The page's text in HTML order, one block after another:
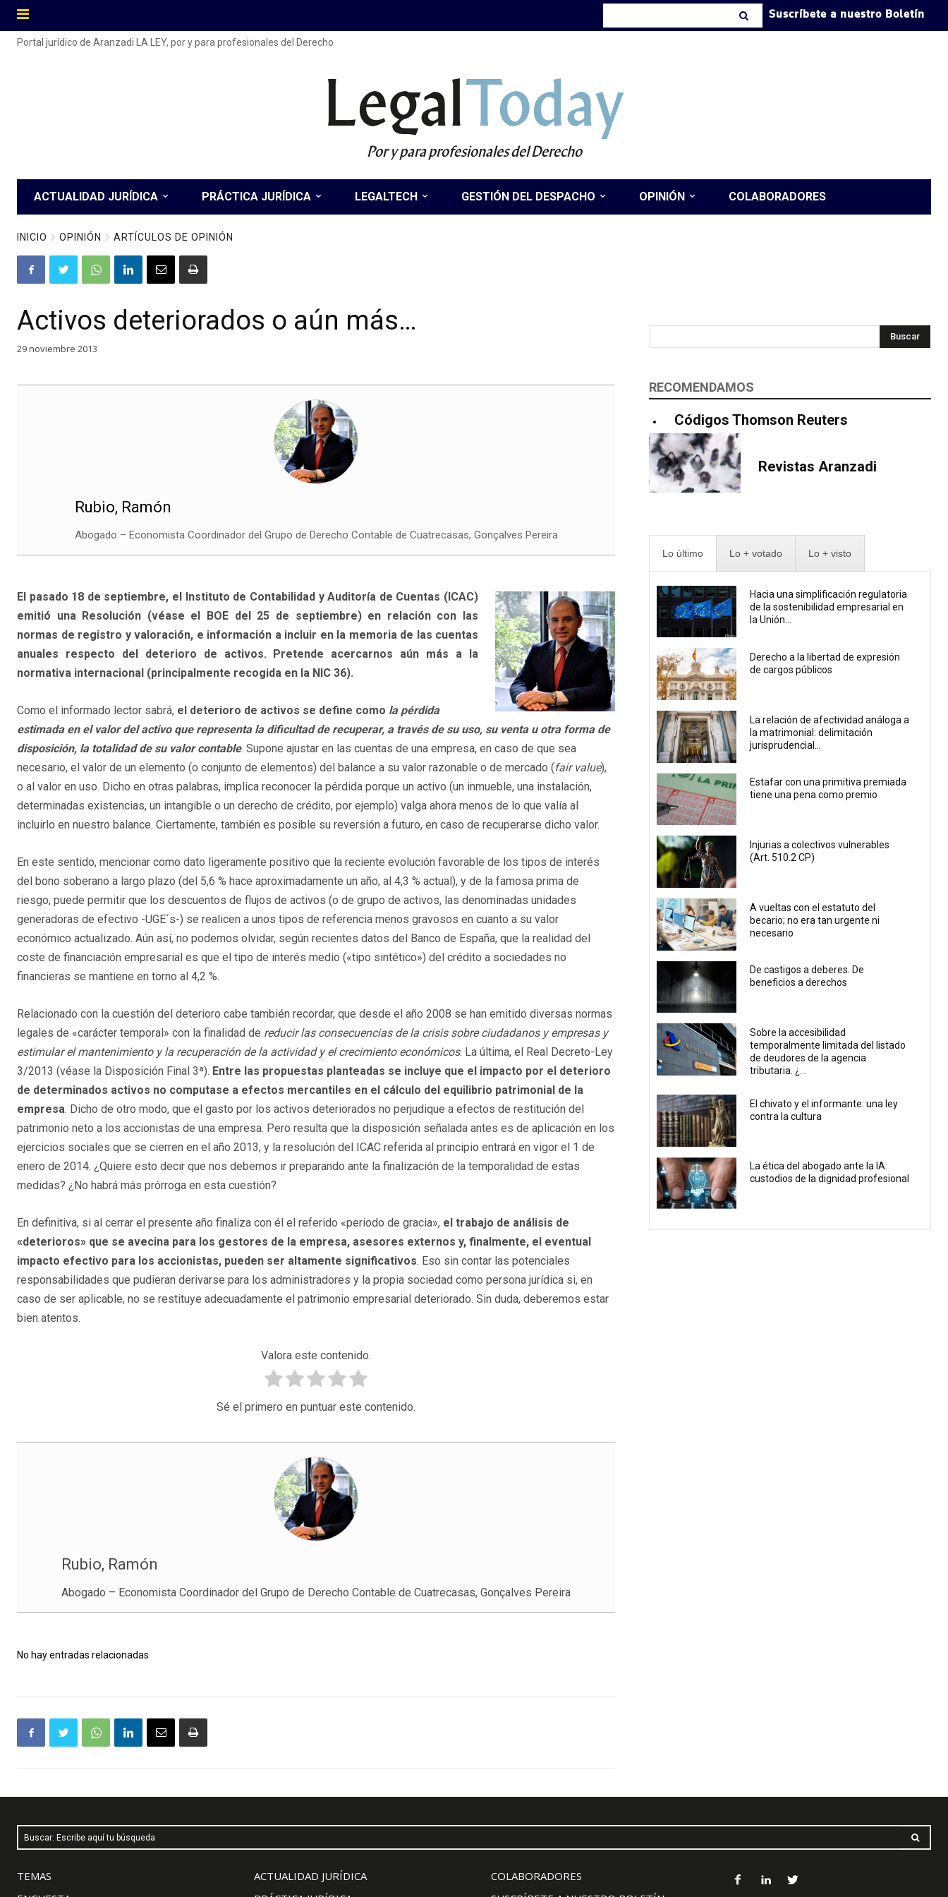
Suscríbete a nuestro Boletín
Portal jurídico de Aranzadi LA LEY, por y para profesionales del Derecho
LegalToday
Por y para profesionales del Derecho
ACTUALIDAD JURÍDICA PRÁCTICA JURÍDICA LEGALTECH GESTIÓN DEL DESPACHO OPINIÓN COLABORADORES
INICIO OPINIÓN ARTÍCULOS DE OPINIÓN
Activos deteriorados o aún más…
29 noviembre 2013
Rubio, Ramón
Abogado – Economista Coordinador del Grupo de Derecho Contable de Cuatrecasas, Gonçalves Pereira
El pasado 18 de septiembre, el Instituto de Contabilidad y Auditoría de Cuentas (ICAC)
emitió una Resolución (véase el BOE del 25 de septiembre) en relación con las
normas de registro y valoración, e información a incluir en la memoria de las cuentas
anuales respecto del deterioro de activos. Pretende acercarnos aún más a la
normativa internacional (principalmente recogida en la NIC 36).
Como el informado lector sabrá, el deterioro de activos se define como la pérdida
estimada en el valor del activo que representa la dificultad de recuperar, a través de su uso, su venta u otra forma de
disposición, la totalidad de su valor contable. Supone ajustar en las cuentas de una empresa, en caso de que sea
necesario, el valor de un elemento (o conjunto de elementos) del balance a su valor razonable o de mercado (fair value),
o al valor en uso. Dicho en otras palabras, implica reconocer la pérdida porque un activo (un inmueble, una instalación,
determinadas existencias, un intangible o un derecho de crédito, por ejemplo) valga ahora menos de lo que valía al
incluirlo en nuestro balance. Ciertamente, también es posible su reversión a futuro, en caso de recuperarse dicho valor.
En este sentido, mencionar como dato ligeramente positivo que la reciente evolución favorable de los tipos de interés
del bono soberano a largo plazo (del 5,6 % hace aproximadamente un año, al 4,3 % actual), y de la famosa prima de
riesgo, puede permitir que los descuentos de flujos de activos (o de grupo de activos, las denominadas unidades
generadoras de efectivo -UGE´s-) se realicen a unos tipos de referencia menos gravosos en cuanto a su valor
económico actualizado. Aún así, no podemos olvidar, según recientes datos del Banco de España, que la realidad del
coste de financiación empresarial es que el tipo de interés medio («tipo sintético») del crédito a sociedades no
financieras se mantiene en torno al 4,2 %.
Relacionado con la cuestión del deterioro cabe también recordar, que desde el año 2008 se han emitido diversas normas
legales de «carácter temporal» con la finalidad de reducir las consecuencias de la crisis sobre ciudadanos y empresas y
estimular el mantenimiento y la recuperación de la actividad y el crecimiento económicos. La última, el Real Decreto-Ley
3/2013 (véase la Disposición Final 3ª). Entre las propuestas planteadas se incluye que el impacto por el deterioro
de determinados activos no computase a efectos mercantiles en el cálculo del equilibrio patrimonial de la
empresa. Dicho de otro modo, que el gasto por los activos deteriorados no perjudique a efectos de restitución del
patrimonio neto a los accionistas de una empresa. Pero resulta que la disposición señalada antes es de aplicación en los
ejercicios sociales que se cierren en el año 2013, y la resolución del ICAC referida al principio entrará en vigor el 1 de
enero de 2014. ¿Quiere esto decir que nos debemos ir preparando ante la finalización de la temporalidad de estas
medidas? ¿No habrá más prórroga en esta cuestión?
En definitiva, si al cerrar el presente año finaliza con él el referido «periodo de gracia», el trabajo de análisis de
«deterioros» que se avecina para los gestores de la empresa, asesores externos y, finalmente, el eventual
impacto efectivo para los accionistas, pueden ser altamente significativos. Eso sin contar las potenciales
responsabilidades que pudieran derivarse para los administradores y la propia sociedad como persona jurídica si, en
caso de ser aplicable, no se restituye adecuadamente el patrimonio empresarial deteriorado. Sin duda, deberemos estar
bien atentos.
Valora este contenido.
Sé el primero en puntuar este contenido.
Rubio, Ramón
Abogado – Economista Coordinador del Grupo de Derecho Contable de Cuatrecasas, Gonçalves Pereira
No hay entradas relacionadas
Buscar
RECOMENDAMOS
Códigos Thomson Reuters
Revistas Aranzadi
Lo último Lo + votado Lo + visto
Hacia una simplificación regulatoria
de la sostenibilidad empresarial en
la Unión...
Derecho a la libertad de expresión
de cargos públicos
La relación de afectividad análoga a
la matrimonial: delimitación
jurisprudencial...
Estafar con una primitiva premiada
tiene una pena como premio
Injurias a colectivos vulnerables
(Art. 510.2 CP)
A vueltas con el estatuto del
becario; no era tan urgente ni
necesario
De castigos a deberes. De
beneficios a derechos
Sobre la accesibilidad
temporalmente limitada del listado
de deudores de la agencia
tributaria. ¿...
El chivato y el informante: una ley
contra la cultura
La ética del abogado ante la IA:
custodios de la dignidad profesional
Buscar: Escribe aquí tu búsqueda
TEMAS
ACTUALIDAD JURÍDICA
COLABORADORES